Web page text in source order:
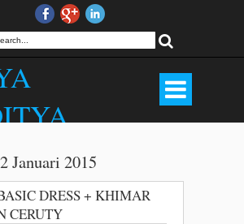
Dll. Kualitas Butik
. WA 081372507000.
Januari 2015
DRESS + KHIMAR
CERUTY